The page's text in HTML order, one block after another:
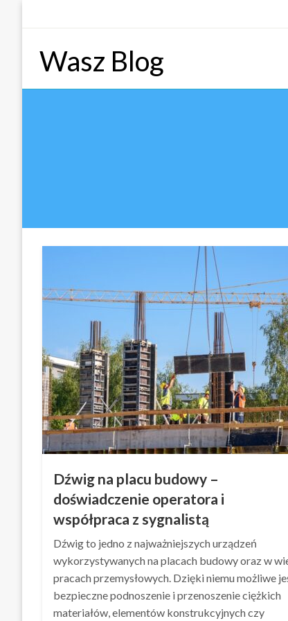
Wasz Blog
Dźwig na placu budowy –
doświadczenie operatora i
współpraca z sygnalistą
Dźwig to jedno z najważniejszych urządzeń
wykorzystywanych na placach budowy oraz w
pracach przemysłowych. Dzięki niemu możliwe
bezpieczne podnoszenie i przenoszenie ciężkich
materiałów, elementów konstrukcyjnych czy